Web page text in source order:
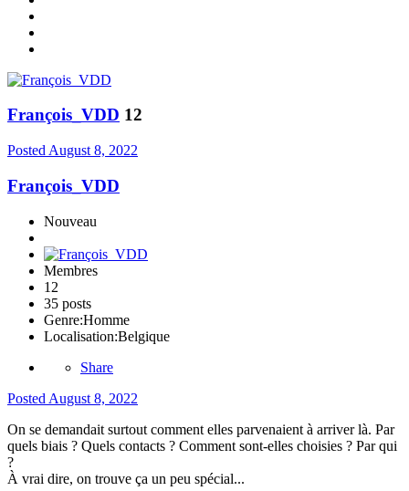
François_VDD 12
Posted August 8, 2022
François_VDD
Nouveau
Membres
12
35 posts
Genre:Homme
Localisation:Belgique
Share
Posted August 8, 2022
On se demandait surtout comment elles parvenaient à arriver là. Par
quels biais ? Quels contacts ? Comment sont-elles choisies ? Par qui
?
À vrai dire, on trouve ça un peu spécial...